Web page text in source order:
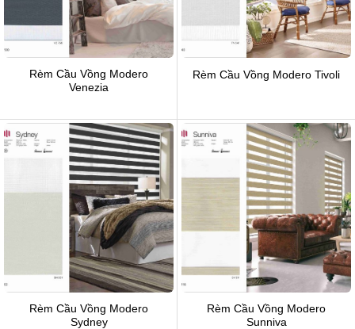
Rèm Cầu Vồng Modero
Venezia
Rèm Cầu Vồng Modero Tivoli
Rèm Cầu Vồng Modero
Sydney
Rèm Cầu Vồng Modero
Sunniva